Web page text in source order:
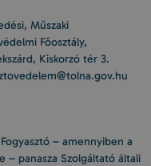
Műszaki
Főosztály,
Kiskorzó tér 3.
– amennyiben a
– panasza Szolgáltató általi